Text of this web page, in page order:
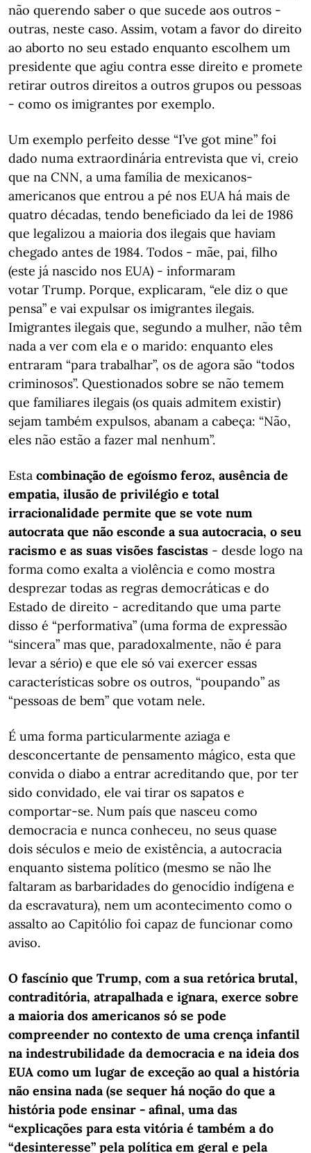
não querendo saber o que sucede aos outros -
outras, neste caso. Assim, votam a favor do direito
ao aborto no seu estado enquanto escolhem um
presidente que agiu contra esse direito e promete
retirar outros direitos a outros grupos ou pessoas
- como os imigrantes por exemplo.
Um exemplo perfeito desse “I’ve got mine” foi
dado numa extraordinária entrevista que vi, creio
que na CNN, a uma família de mexicanos-
americanos que entrou a pé nos EUA há mais de
quatro décadas, tendo beneficiado da lei de 1986
que legalizou a maioria dos ilegais que haviam
chegado antes de 1984. Todos - mãe, pai, filho
(este já nascido nos EUA) - informaram
votar Trump. Porque, explicaram, “ele diz o que
pensa” e vai expulsar os imigrantes ilegais.
Imigrantes ilegais que, segundo a mulher, não têm
nada a ver com ela e o marido: enquanto eles
entraram “para trabalhar”, os de agora são “todos
criminosos”. Questionados sobre se não temem
que familiares ilegais (os quais admitem existir)
sejam também expulsos, abanam a cabeça: “Não,
eles não estão a fazer mal nenhum”.
Esta combinação de egoísmo feroz, ausência de
empatia, ilusão de privilégio e total
irracionalidade permite que se vote num
autocrata que não esconde a sua autocracia, o seu
racismo e as suas visões fascistas - desde logo na
forma como exalta a violência e como mostra
desprezar todas as regras democráticas e do
Estado de direito - acreditando que uma parte
disso é “performativa” (uma forma de expressão
“sincera” mas que, paradoxalmente, não é para
levar a sério) e que ele só vai exercer essas
características sobre os outros, “poupando” as
“pessoas de bem” que votam nele.
É uma forma particularmente aziaga e
desconcertante de pensamento mágico, esta que
convida o diabo a entrar acreditando que, por ter
sido convidado, ele vai tirar os sapatos e
comportar-se. Num país que nasceu como
democracia e nunca conheceu, no seus quase
dois séculos e meio de existência, a autocracia
enquanto sistema político (mesmo se não lhe
faltaram as barbaridades do genocídio indígena e
da escravatura), nem um acontecimento como o
assalto ao Capitólio foi capaz de funcionar como
aviso.
O fascínio que Trump, com a sua retórica brutal,
contraditória, atrapalhada e ignara, exerce sobre
a maioria dos americanos só se pode
compreender no contexto de uma crença infantil
na indestrubilidade da democracia e na ideia dos
EUA como um lugar de exceção ao qual a história
não ensina nada (se sequer há noção do que a
história pode ensinar - afinal, uma das
“explicações para esta vitória é também a do
“desinteresse” pela política em geral e pela